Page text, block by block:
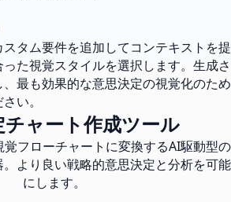
タム要件を追加してコンテキストを提
た視覚スタイルを選択します。生成さ
最も効果的な意思決定の視覚化のため
い。
チャート作成ツール
フローチャートに変換するAI駆動型の
より良い戦略的意思決定と分析を可能
にします。